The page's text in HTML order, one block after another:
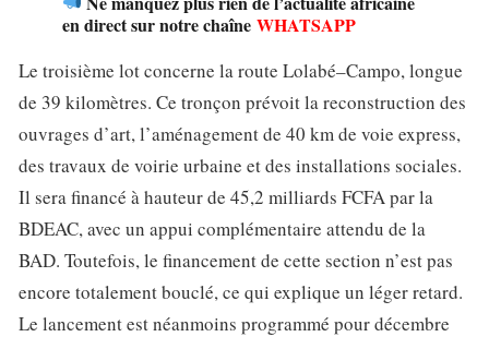
en direct sur notre chaîne WHATSAPP
Le troisième lot concerne la route Lolabé–Campo, longue
de 39 kilomètres. Ce tronçon prévoit la reconstruction des
ouvrages d’art, l’aménagement de 40 km de voie express,
des travaux de voirie urbaine et des installations sociales.
Il sera financé à hauteur de 45,2 milliards FCFA par la
BDEAC, avec un appui complémentaire attendu de la
BAD. Toutefois, le financement de cette section n’est pas
encore totalement bouclé, ce qui explique un léger retard.
Le lancement est néanmoins programmé pour décembre